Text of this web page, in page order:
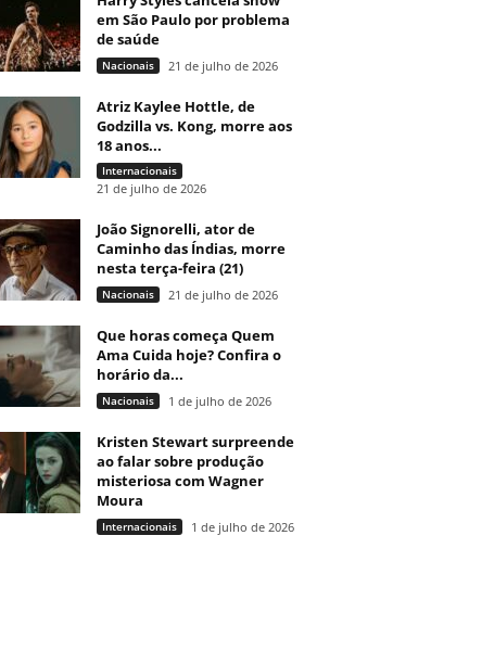
em São Paulo por problema
de saúde
Nacionais 21 de julho de 2026
Atriz Kaylee Hottle, de
Godzilla vs. Kong, morre aos
18 anos...
Internacionais
21 de julho de 2026
João Signorelli, ator de
Caminho das Índias, morre
nesta terça-feira (21)
Nacionais 21 de julho de 2026
Que horas começa Quem
Ama Cuida hoje? Confira o
horário da...
Nacionais 1 de julho de 2026
Kristen Stewart surpreende
ao falar sobre produção
misteriosa com Wagner
Moura
Internacionais 1 de julho de 2026